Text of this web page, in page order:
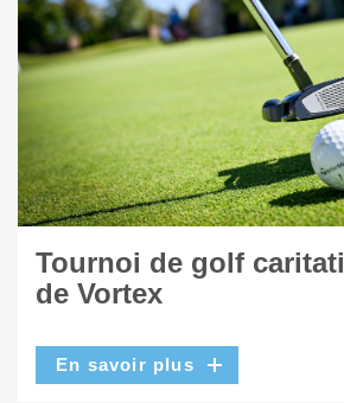
Tournoi de golf
de Vortex
En savoir plus